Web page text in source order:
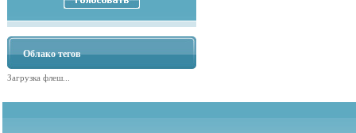
Облако тегов
Загрузка флеш...